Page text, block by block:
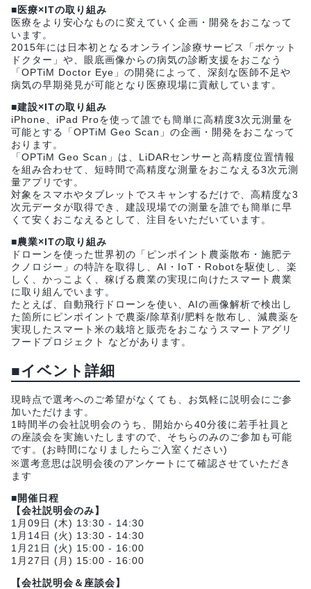
■医療×ITの取り組み
医療をより安心なものに変えていく企画・開発をおこなって
います。
2015年には日本初となるオンライン診療サービス「ポケット
ドクター」や、眼底画像からの病気の診断支援をおこなう
「OPTiM Doctor Eye」の開発によって、深刻な医師不足や
病気の早期発見が可能となり医療現場に貢献しています。
■建設×ITの取り組み
iPhone、iPad Proを使って誰でも簡単に高精度3次元測量を
可能とする「OPTiM Geo Scan」の企画・開発をおこなって
おります。
「OPTiM Geo Scan」は、LiDARセンサーと高精度位置情報
を組み合わせて、短時間で高精度な測量をおこなえる3次元測
量アプリです。
対象をスマホやタブレットでスキャンするだけで、高精度な3
次元データが取得でき、建設現場での測量を誰でも簡単に早
くて安くおこなえるとして、注目をいただいています。
■農業×ITの取り組み
ドローンを使った世界初の「ピンポイント農薬散布・施肥テ
クノロジー」の特許を取得し、AI・IoT・Robotを駆使し、楽
しく、かっこよく、稼げる農業の実現に向けたスマート農業
に取り組んでいます。
たとえば、自動飛行ドローンを使い、AIの画像解析で検出し
た箇所にピンポイントで農薬/除草剤/肥料を散布し、減農薬を
実現したスマート米の栽培と販売をおこなうスマートアグリ
フードプロジェクト などがあります。
■イベント詳細
現時点で選考へのご希望がなくても、お気軽に説明会にご参
加いただけます。
1時間半の会社説明会のうち、開始から40分後に若手社員と
の座談会を実施いたしますので、そちらのみのご参加も可能
です。(お時間になりましたらご入室ください)
※選考意思は説明会後のアンケートにて確認させていただき
ます
■開催日程
【会社説明会のみ】
1月09日 (木) 13:30 - 14:30
1月14日 (火) 13:30 - 14:30
1月21日 (火) 15:00 - 16:00
1月27日 (月) 15:00 - 16:00
【会社説明会＆座談会】